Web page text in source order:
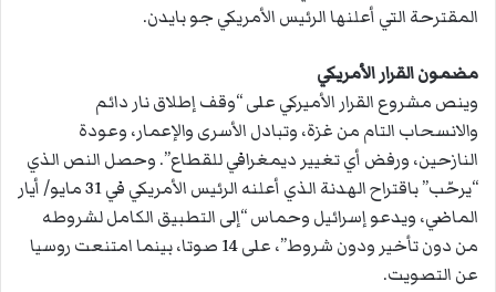
المقترحة التي أعلنها الرئيس الأمريكي جو بايدن.
مضمون القرار الأمريكي
وينص مشروع القرار الأميركي على “وقف إطلاق نار دائم
والانسحاب التام من غزة، وتبادل الأسرى والإعمار، وعودة
النازحين، ورفض أي تغيير ديمغرافي للقطاع”. وحصل النص الذي
“يرحّب” باقتراح الهدنة الذي أعلنه الرئيس الأمريكي في 31 مايو/ أيار
الماضي، ويدعو إسرائيل وحماس “إلى التطبيق الكامل لشروطه
من دون تأخير ودون شروط”، على 14 صوتا، بينما امتنعت روسيا
عن التصويت.